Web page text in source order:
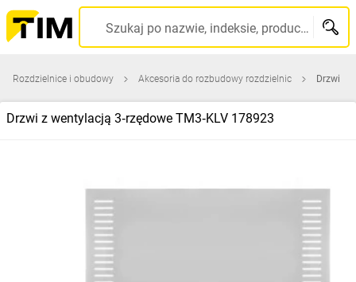
Szukaj po nazwie, indeksie, producencie, kodzie kreskowym...
Rozdzielnice i obudowy Akcesoria do rozbudowy rozdzielnic Drzwi
Drzwi z wentylacją 3‑rzędowe TM3‑KLV 178923